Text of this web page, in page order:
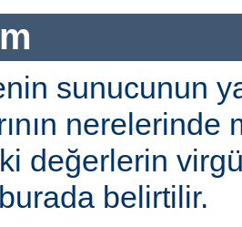
sunucunun
değerlerin
belirtilir.